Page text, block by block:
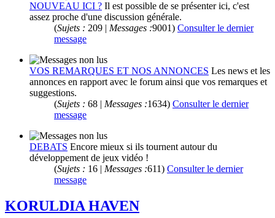
NOUVEAU ICI ? Il est possible de se présenter ici, c'est
assez proche d'une discussion générale.
(Sujets : 209 | Messages :9001) Consulter le dernier
message
VOS REMARQUES ET NOS ANNONCES Les news et les
annonces en rapport avec le forum ainsi que vos remarques et
suggestions.
(Sujets : 68 | Messages :1634) Consulter le dernier
message
DEBATS Encore mieux si ils tournent autour du
développement de jeux vidéo !
(Sujets : 16 | Messages :611) Consulter le dernier
message
KORULDIA HAVEN